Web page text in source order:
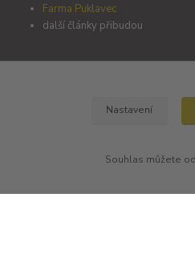
Farma Puklavec
další články přibudou
Nastavení
Souhlas můžete